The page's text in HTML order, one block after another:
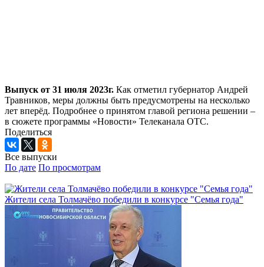
Выпуск от 31 июля 2023г. Как отметил губернатор Андрей
Травников, меры должны быть предусмотрены на несколько
лет вперёд. Подробнее о принятом главой региона решении –
в сюжете программы «Новости» Телеканала ОТС.
Поделиться
Все выпуски
По дате По просмотрам
Жители села Толмачёво победили в конкурсе "Семья года"